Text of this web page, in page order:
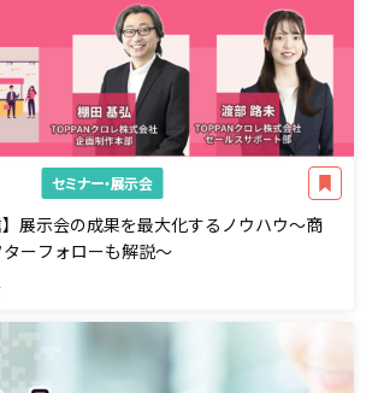
セミナー・展示会
】展示会の成果を最大化するノウハウ～商
ーフォローも解説～